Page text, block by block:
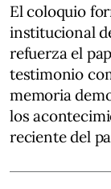
El coloquio
institucional
refuerza el
testimonio
memoria
los
reciente del